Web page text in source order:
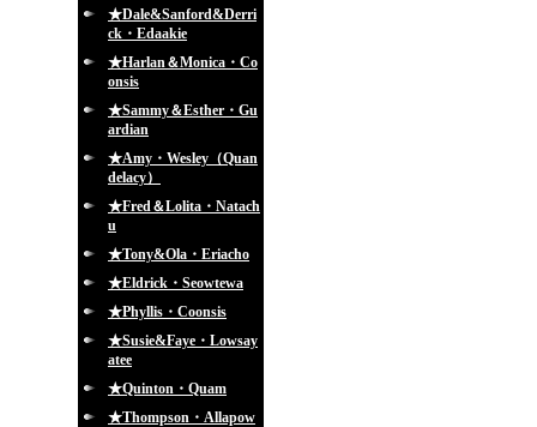
★Dale&Sanford&Derri
ck・Edaakie
★Harlan＆Monica・Co
onsis
★Sammy＆Esther・Gu
ardian
★Amy・Wesley（Quan
delacy）
★Fred＆Lolita・Natach
u
★Tony&Ola・Eriacho
★Eldrick・Seowtewa
★Phyllis・Coonsis
★Susie&Faye・Lowsay
atee
★Quinton・Quam
★Thompson・Allapow